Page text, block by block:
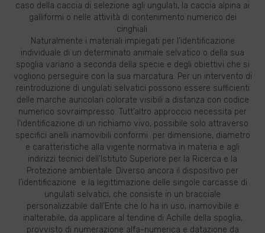
caso della caccia di selezione agli ungulati, la caccia alpina ai
galliformi o nelle attività di contenimento numerico dei
cinghiali.
Naturalmente i materiali impiegati per l’identificazione
individuale di un determinato animale selvatico o della sua
spoglia variano a seconda della specie e degli obiettivi che si
vogliono perseguire con la sua marcatura. Per un intervento di
reintroduzione di ungulati selvatici possono essere sufficienti
delle marche auricolari colorate visibili a distanza con codice
numerico sovraimpresso. Tutt’altro approccio necessita per
l’identificazione di un richiamo vivo, possibile solo attraverso
specifici anelli inamovibili conformi per dimensione, diametro
e caratteristiche alla vigente normativa in materia e agli
indirizzi tecnici dell’Istituto Superiore per la Ricerca e la
Protezione ambientale. Diverso ancora il dispositivo per
l’identificazione e la legittimazione delle singole carcasse di
ungulati selvatici, che consiste in un bracciale
personalizzabile dall’Ente che lo ha in uso, inamovibile e
inalterabile, da applicare al tendine di Achille della spoglia,
provvisto di numerazione alfa-numerica e datazione da